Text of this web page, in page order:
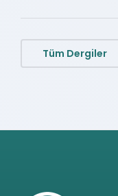
Tüm Dergiler